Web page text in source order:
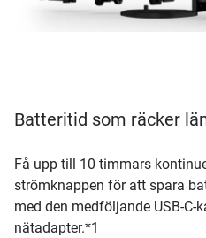
Batteritid som räcker
Få upp till 10 timmars
strömknappen för att spara
med den medföljande USB-C-
nätadapter.*1